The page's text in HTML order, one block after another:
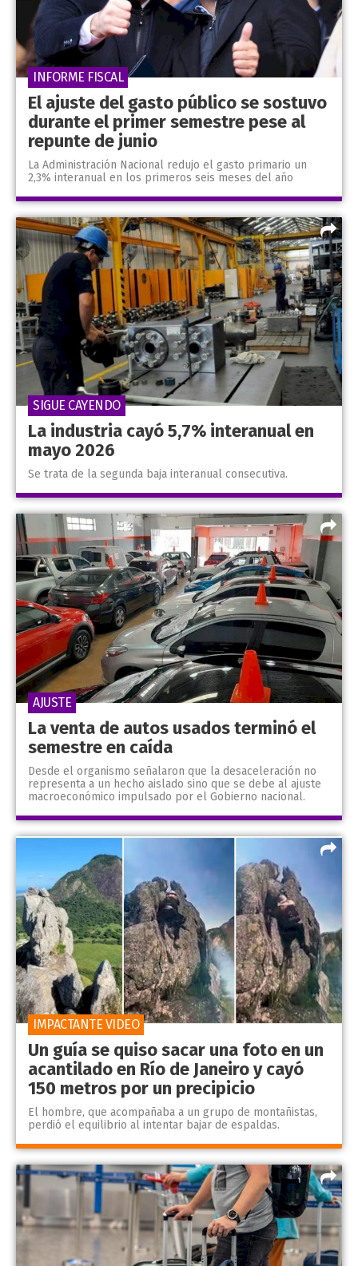
El ajuste del gasto público se sostuvo
durante el primer semestre pese al
repunte de junio
La Administración Nacional redujo el gasto primario un
2,3% interanual en los primeros seis meses del año
INFORME FISCAL
La industria cayó 5,7% interanual en
mayo 2026
Se trata de la segunda baja interanual consecutiva.
SIGUE CAYENDO
La venta de autos usados terminó el
semestre en caída
Desde el organismo señalaron que la desaceleración no
representa a un hecho aislado sino que se debe al ajuste
macroeconómico impulsado por el Gobierno nacional.
AJUSTE
Un guía se quiso sacar una foto en un
acantilado en Río de Janeiro y cayó
150 metros por un precipicio
El hombre, que acompañaba a un grupo de montañistas,
perdió el equilibrio al intentar bajar de espaldas.
IMPACTANTE VIDEO